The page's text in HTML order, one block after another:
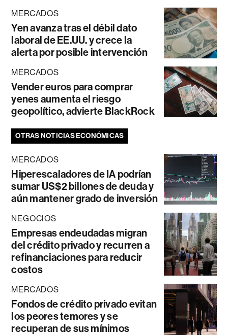
MERCADOS
Yen avanza tras el débil dato
laboral de EE.UU. y crece la
alerta por posible intervención
MERCADOS
Vender euros para comprar
yenes aumenta el riesgo
geopolítico, advierte BlackRock
OTRAS NOTICIAS ECONÓMICAS
MERCADOS
Hiperescaladores de IA podrían
sumar US$2 billones de deuda y
aún mantener grado de inversión
NEGOCIOS
Empresas endeudadas migran
del crédito privado y recurren a
refinanciaciones para reducir
costos
MERCADOS
Fondos de crédito privado evitan
los peores temores y se
recuperan de sus mínimos